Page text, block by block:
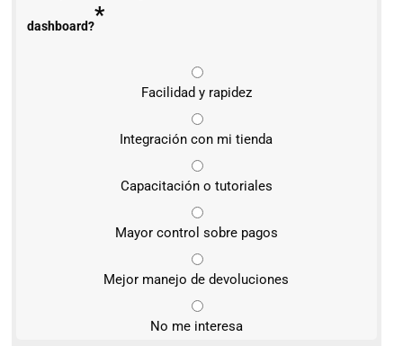
dashboard?*
Facilidad y rapidez
Integración con mi tienda
Capacitación o tutoriales
Mayor control sobre pagos
Mejor manejo de devoluciones
No me interesa